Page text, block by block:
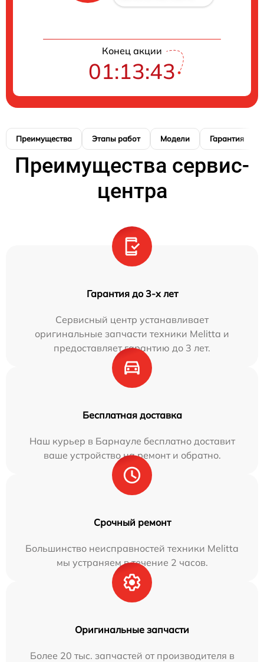
Конец акции
01:13:42
Преимущества Этапы работ Модели Гарантия
Преимущества сервис-
центра
Гарантия до 3-х лет
Сервисный центр устанавливает
оригинальные запчасти техники Melitta и
предоставляет гарантию до 3 лет.
Бесплатная доставка
Наш курьер в Барнауле бесплатно доставит
ваше устройство на ремонт и обратно.
Срочный ремонт
Большинство неисправностей техники Melitta
мы устраняем в течение 2 часов.
Оригинальные запчасти
Более 20 тыс. запчастей от производителя в